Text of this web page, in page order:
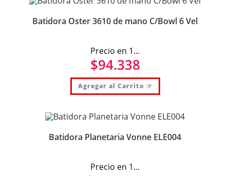
Batidora Oster 3610 de mano C/Bowl 6 Vel
Precio en 1...
$94.338
Agregar al Carrito ☞
Batidora Planetaria Vonne ELE004
Precio en 1...